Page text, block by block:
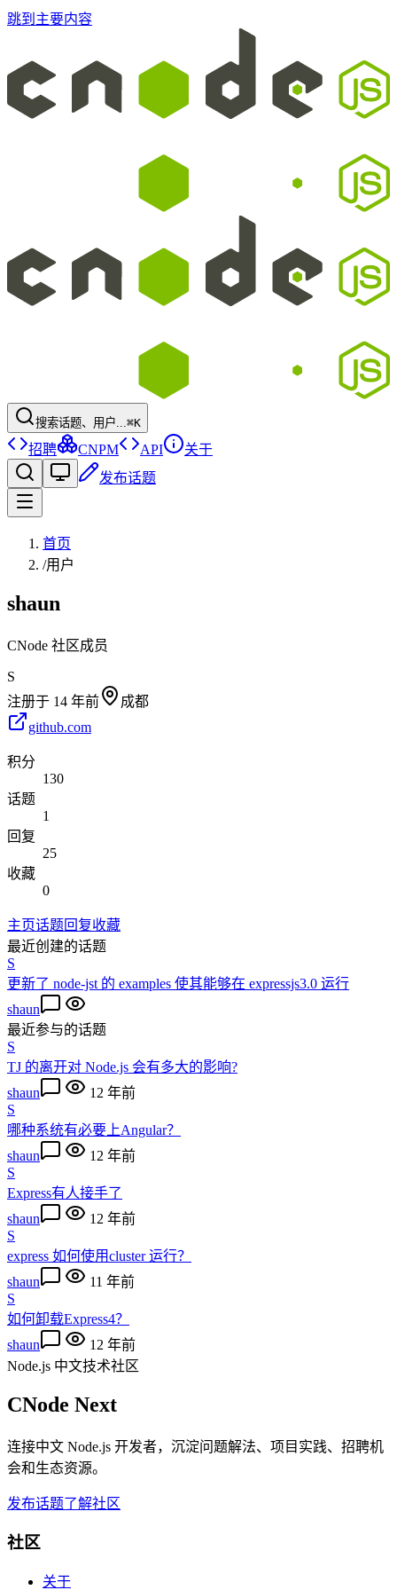
跳到主要内容
搜索话题、用户...⌘K
招聘 CNPM API
关于
发布话题
首页
/用户
shaun
CNode 社区成员
S
注册于 14 年前
成都
github.com
积分
130
话题
1
回复
25
收藏
0
主页话题回复收藏
最近创建的话题
S
更新了 node-jst 的 examples 使其能够在 expressjs3.0 运行
shaun
最近参与的话题
S
TJ 的离开对 Node.js 会有多大的影响?
shaun
12 年前
S
哪种系统有必要上Angular？
shaun
12 年前
S
Express有人接手了
shaun
12 年前
S
express 如何使用cluster 运行？
shaun
11 年前
S
如何卸载Express4？
shaun
12 年前
Node.js 中文技术社区
CNode Next
连接中文 Node.js 开发者，沉淀问题解法、项目实践、招聘机
会和生态资源。
发布话题了解社区
社区
关于